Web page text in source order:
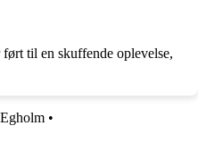
til en skuffende oplevelse,
•